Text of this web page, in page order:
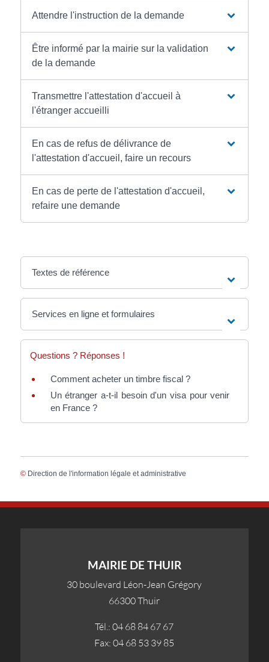
Attendre l'instruction de la demande
Être informé par la mairie sur la validation
de la demande
Transmettre l'attestation d'accueil à
l'étranger accueilli
En cas de refus de délivrance de
l'attestation d'accueil, faire un recours
En cas de perte de l'attestation d'accueil,
refaire une demande
Textes de référence
Services en ligne et formulaires
Questions ? Réponses !
Comment acheter un timbre fiscal ?
Un étranger a-t-il besoin d'un visa pour venir
en France ?
© Direction de l'information légale et administrative
MAIRIE DE THUIR
30 boulevard Léon-Jean Grégory
66300 Thuir
Tél.: 04 68 84 67 67
Fax: 04 68 53 39 85